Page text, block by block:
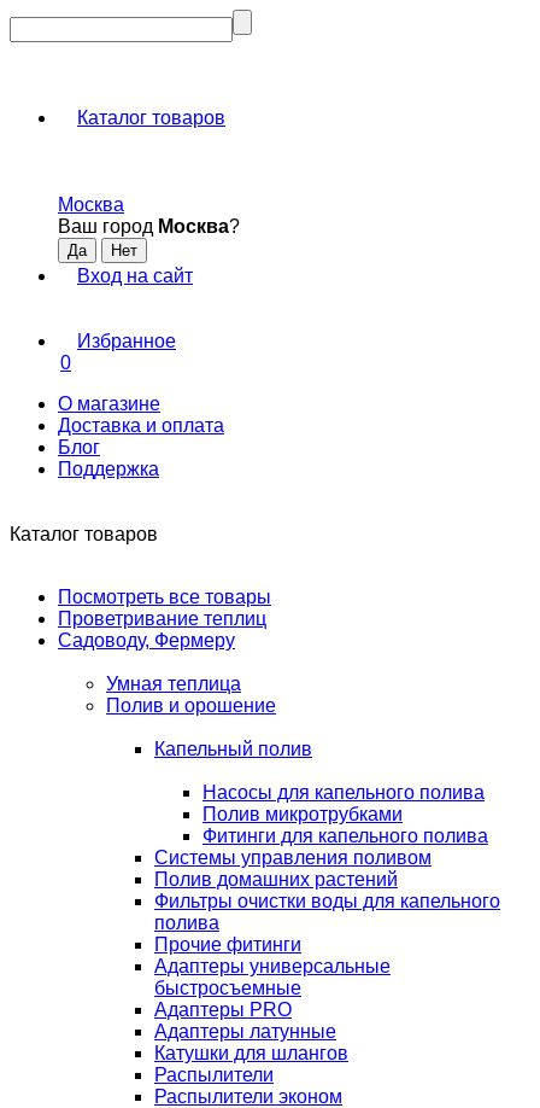
Каталог товаров
Москва
Ваш город Москва?
Вход на сайт
Избранное
0
О магазине
Доставка и оплата
Блог
Поддержка
Каталог товаров
Посмотреть все товары
Проветривание теплиц
Садоводу, Фермеру
Умная теплица
Полив и орошение
Капельный полив
Насосы для капельного полива
Полив микротрубками
Фитинги для капельного полива
Системы управления поливом
Полив домашних растений
Фильтры очистки воды для капельного
полива
Прочие фитинги
Адаптеры универсальные
быстросъемные
Адаптеры PRO
Адаптеры латунные
Катушки для шлангов
Распылители
Распылители эконом